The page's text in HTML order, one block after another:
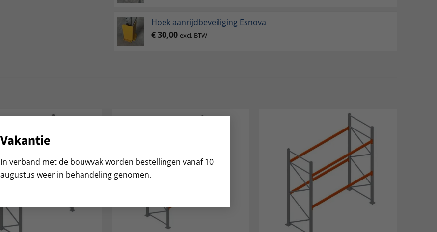
Vakantie
In verband met de bouwvak worden bestellingen vanaf 10
augustus weer in behandeling genomen.
Hoek aanrijdbeveiliging Esnova
€30,00 excl. BTW